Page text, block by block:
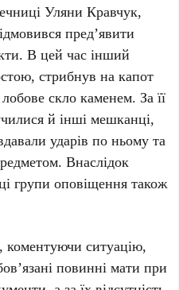
Уляни Кравчук,
пред’явити
В цей час інший
стрибнув на капот
скло каменем. За її
й інші мешканці,
ударів по ньому та
Внаслідок
групи оповіщення також
ситуацію,
повинні мати при